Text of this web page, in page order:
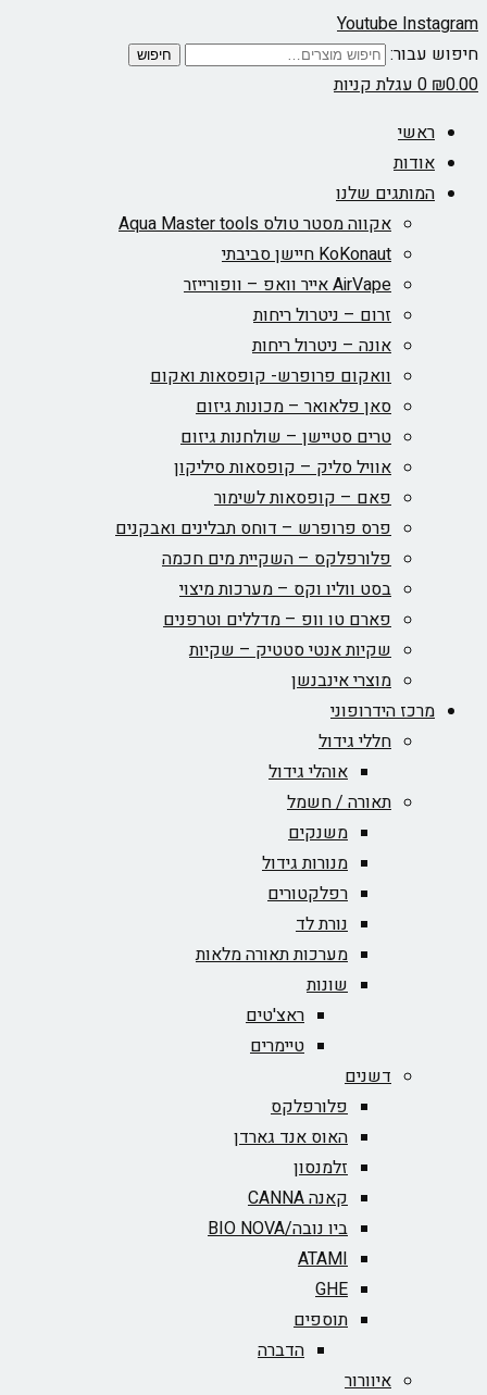
YoutubeInstagram
חיפוש עבור:
חיפוש
₪0.00
0עגלת קניות
ראשי
אודות
המותגים שלנו
אקווה מסטר טולס Aqua Master tools
KoKonaut חיישן סביבתי
AirVape אייר וואפ – וופורייזר
זרום – ניטרול ריחות
אונה – ניטרול ריחות
וואקום פרופרש- קופסאות ואקום
סאן פלאואר – מכונות גיזום
טרים סטיישן – שולחנות גיזום
אוויל סליק – קופסאות סיליקון
פאם – קופסאות לשימור
פרס פרופרש – דוחס תבלינים ואבקנים
פלורפלקס – השקיית מים חכמה
בסט ווליו וקס – מערכות מיצוי
פארם טו וופ – מדללים וטרפנים
שקיות אנטי סטטיק – שקיות
מוצרי אינבנשן
מרכז הידרופוני
חללי גידול
אוהלי גידול
תאורה / חשמל
משנקים
מנורות גידול
רפלקטורים
נורת לד
מערכות תאורה מלאות
שונות
ראצ'טים
טיימרים
דשנים
פלורפלקס
האוס אנד גארדן
זלמנסון
קאנה CANNA
ביו נובה/BIO NOVA‏
ATAMI
GHE
תוספים
הדברה
איוורור